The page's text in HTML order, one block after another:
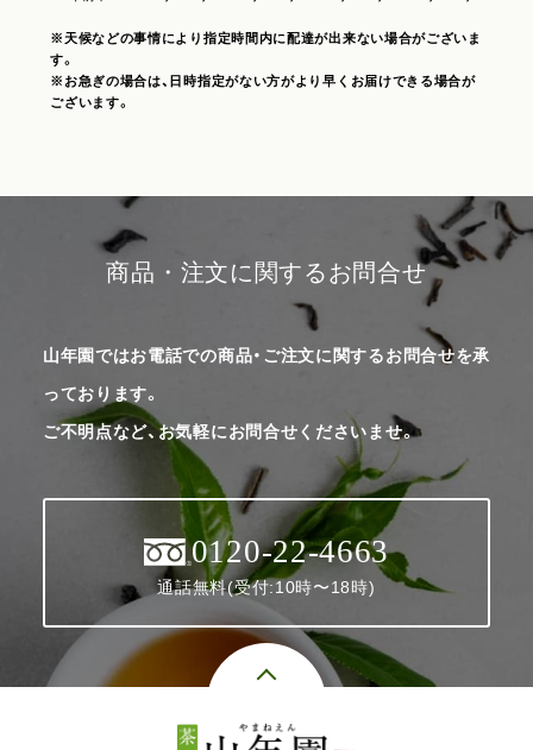
※天候などの事情により指定時間内に配達が出来ない場合がございま
す。
※お急ぎの場合は、日時指定がない方がより早くお届けできる場合が
ございます。
商品・注文に関するお問合せ
山年園ではお電話での商品・ご注文に関するお問合せを承
っております。
ご不明点など、お気軽にお問合せくださいませ。
0120-22-4663
通話無料(受付:10時〜18時)